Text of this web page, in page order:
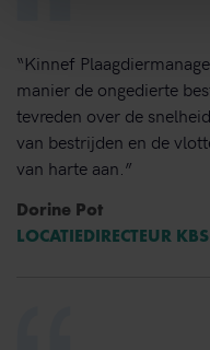
“Kinnef
manier de ongedierte
tevreden over de
van bestrijden en de
van harte aan.”
Dorine Pot
LOCATIEDIRECTEUR